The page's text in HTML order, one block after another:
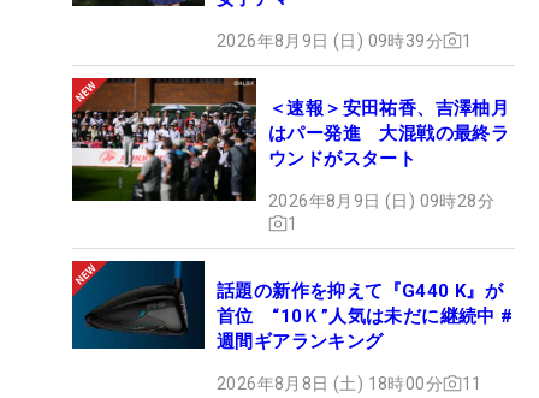
2026年8月9日 (日) 09時39分 1
＜速報＞安田祐香、吉澤柚月
はパー発進 大混戦の最終ラ
ウンドがスタート
2026年8月9日 (日) 09時28分
1
話題の新作を抑えて『G440 K』が
首位 “10Ｋ”人気は未だに継続中 #
週間ギアランキング
2026年8月8日 (土) 18時00分 11